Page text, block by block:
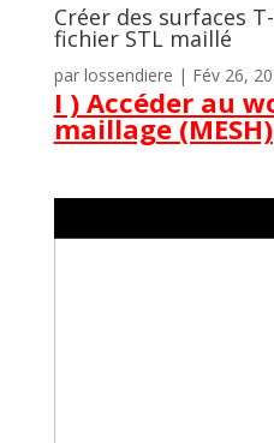
Créer des surfaces
fichier STL maillé
par lossendiere | Fév 26,
I ) Accéder au
maillage (MESH)
vidéo